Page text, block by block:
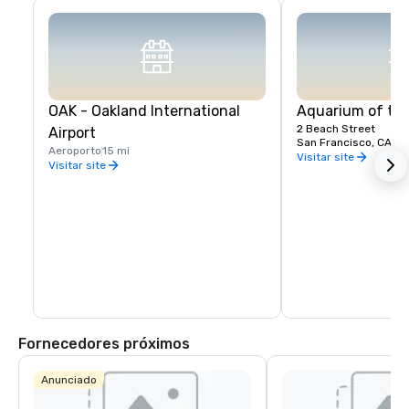
OAK - Oakland International
Airport
Aeroporto15 mi
Visitar site
Aquarium of
2 Beach Street
San Francisco, CA,
Visitar site
Fornecedores próximos
Anunciado